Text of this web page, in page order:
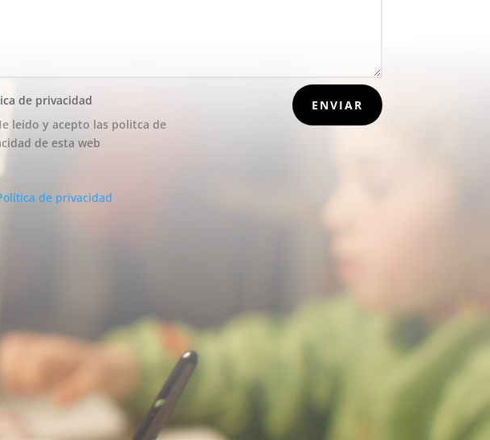
de privacidad
leido y acepto las politca de
de esta web
ENVIAR
de privacidad